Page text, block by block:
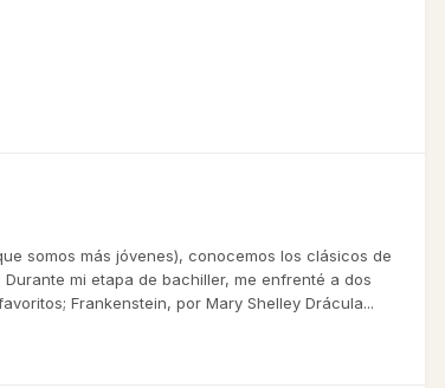
somos más jóvenes), conocemos los clásicos de
mi etapa de bachiller, me enfrenté a dos
Frankenstein, por Mary Shelley Drácula...